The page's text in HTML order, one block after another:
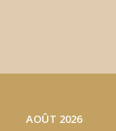
AOÛT 2026